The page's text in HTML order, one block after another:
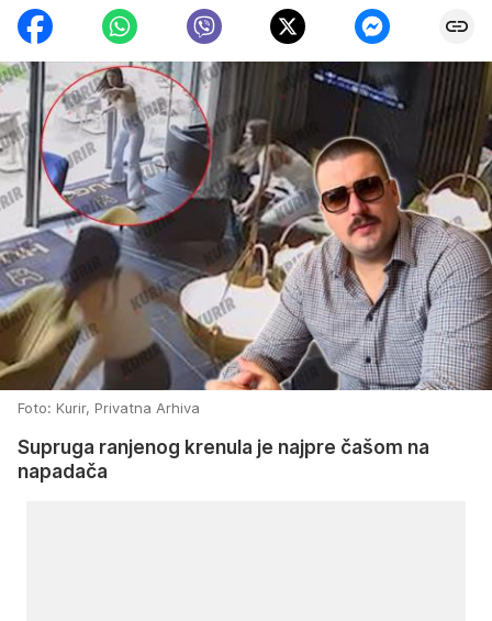
Foto: Kurir, Privatna Arhiva
Supruga ranjenog krenula je najpre čašom na
napadača